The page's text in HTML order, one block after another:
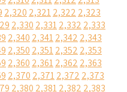
2,320 2,3212,322 2,323
2,330 2,3312,332 2,333
2,340 2,3412,342 2,343
2,350 2,3512,352 2,353
2,360 2,3612,362 2,363
2,370 2,3712,372 2,373
2,380 2,3812,382 2,383